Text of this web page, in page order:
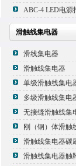
ABC-4 LED电源
滑触线集电器
滑线集电器
滑触线集电器
单级滑触线集电
多级滑触线集电
无接缝滑触线集
刚（钢）体滑触
滑触线集电器碳
滑触线集电器触